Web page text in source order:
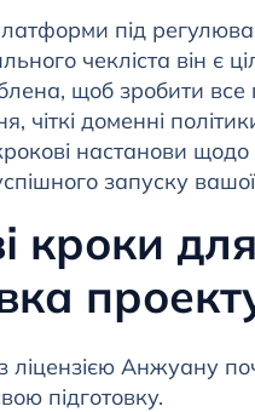
під
чекліста він є
щоб зробити все
чіткі доменні
настанови щодо
запуску
кроки
ліцензією Анжуану
підготовку.